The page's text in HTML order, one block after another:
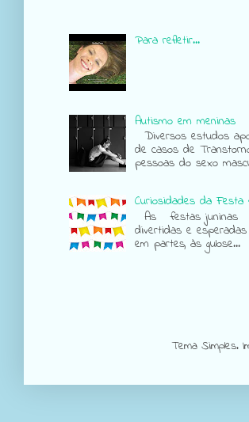
Para refletir...
Autismo em meninas
Diversos estudos
de casos de
pessoas do sexo
Curiosidades da Festa
As festas juninas
divertidas e
em partes, às gulose...
Tema Simples.